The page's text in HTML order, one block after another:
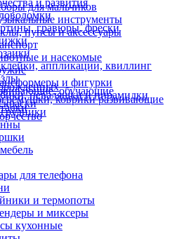
для мальчиков
инструменты
пупсы и аксессуары
и насекомые
и фигурки
неваляшки и пирамидки
и развития
гравюры, фрески
аппликации, квиллинг
обучающие
коврики развивающие
для телефона
и термопоты
и миксеры
кухонные